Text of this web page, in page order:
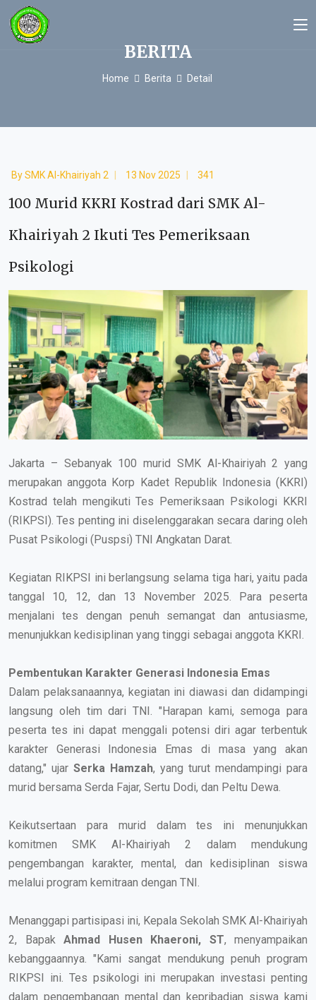
BERITA
Home Berita Detail
BySMK Al-Khairiyah 2 13 Nov 2025 341
100 Murid KKRI Kostrad dari SMK Al-
Khairiyah 2 Ikuti Tes Pemeriksaan
Psikologi
Jakarta – Sebanyak 100 murid SMK Al-Khairiyah 2 yang
merupakan anggota Korp Kadet Republik Indonesia (KKRI)
Kostrad telah mengikuti Tes Pemeriksaan Psikologi KKRI
(RIKPSI). Tes penting ini diselenggarakan secara daring oleh
Pusat Psikologi (Puspsi) TNI Angkatan Darat.
Kegiatan RIKPSI ini berlangsung selama tiga hari, yaitu pada
tanggal 10, 12, dan 13 November 2025. Para peserta
menjalani tes dengan penuh semangat dan antusiasme,
menunjukkan kedisiplinan yang tinggi sebagai anggota KKRI.
Pembentukan Karakter Generasi Indonesia Emas
Dalam pelaksanaannya, kegiatan ini diawasi dan didampingi
langsung oleh tim dari TNI. "Harapan kami, semoga para
peserta tes ini dapat menggali potensi diri agar terbentuk
karakter Generasi Indonesia Emas di masa yang akan
datang," ujar Serka Hamzah, yang turut mendampingi para
murid bersama Serda Fajar, Sertu Dodi, dan Peltu Dewa.
Keikutsertaan para murid dalam tes ini menunjukkan
komitmen SMK Al-Khairiyah 2 dalam mendukung
pengembangan karakter, mental, dan kedisiplinan siswa
melalui program kemitraan dengan TNI.
Menanggapi partisipasi ini, Kepala Sekolah SMK Al-Khairiyah
2, Bapak Ahmad Husen Khaeroni, ST, menyampaikan
kebanggaannya. "Kami sangat mendukung penuh program
RIKPSI ini. Tes psikologi ini merupakan investasi penting
dalam pengembangan mental dan kepribadian siswa kami